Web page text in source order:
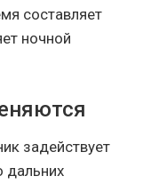
составляет
ночной
задействует
дальних